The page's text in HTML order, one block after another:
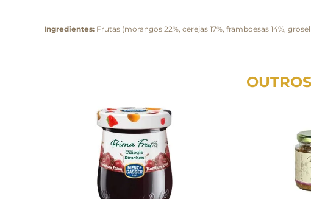
Ingredientes: Frutas (morangos 22%, cerejas 17%, framboesas 14%,